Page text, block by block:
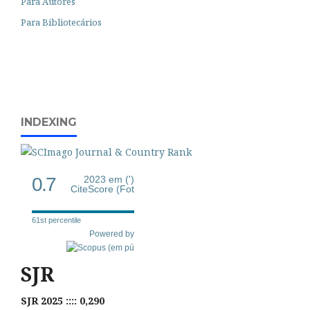
Para Bibliotecários
INDEXING
0.7
2023 em (')
CiteScore (Fot
61st percentile
Powered by
SJR
SJR 2025 :::: 0,290